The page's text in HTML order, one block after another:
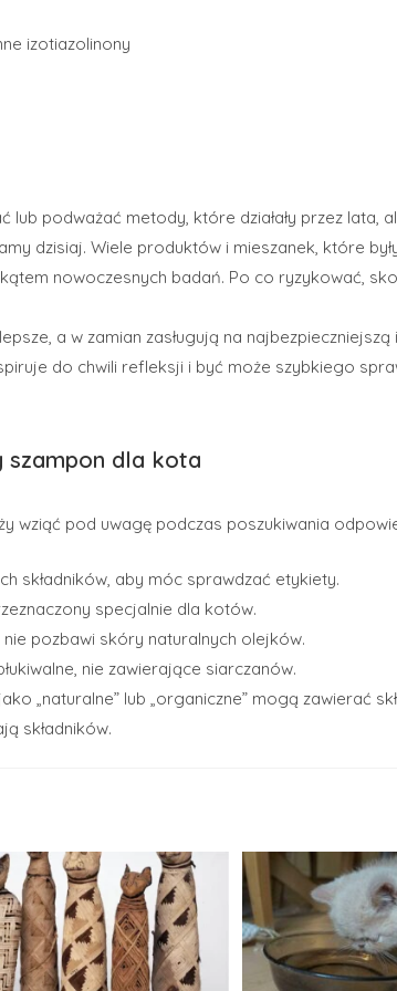
izotiazolinony
lub podważać metody, które działały przez lata,
dzisiaj. Wiele produktów i mieszanek, które
nowoczesnych badań. Po co ryzykować,
a w zamian zasługują na
do chwili refleksji i być może szybkiego
szampon dla kota
wziąć pod uwagę podczas poszukiwania
składników, aby móc sprawdzać etykiety.
specjalnie dla kotów.
pozbawi skóry naturalnych olejków.
nie zawierające siarczanów.
„naturalne” lub „organiczne” mogą zawierać
składników.